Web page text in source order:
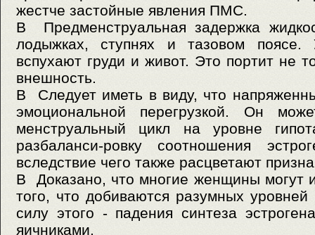
жестче застойные явления ПМС.
В Предменструальная задержка
лодыжках, ступнях и тазовом
вспухают груди и живот. Это портит не
внешность.
В Следует иметь в виду, что
эмоциональной перегрузкой. Он
менструальный цикл на уровне
разбаланси-ровку соотношения
вследствие чего также расцветают
В Доказано, что многие женщины могут
того, что добиваются разумных
силу этого - падения синтеза
яичниками.